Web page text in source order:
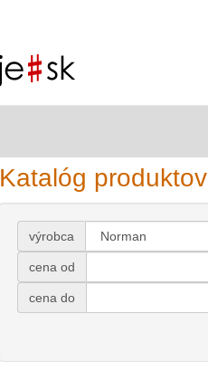
Katalóg produktov
výrobca
cena od
cena do